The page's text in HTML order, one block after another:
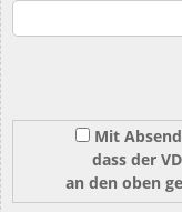
Mit
dass der
an den oben